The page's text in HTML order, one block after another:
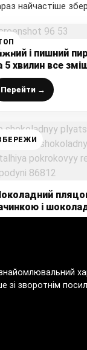
найчастіше
і пишний
5 хвилин все
і дуже
Перейти →
і
зворотнім